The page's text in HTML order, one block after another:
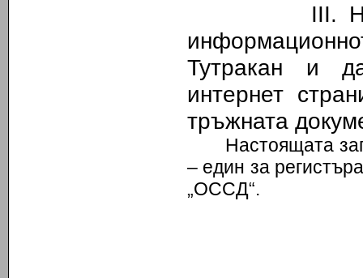
III.
Тутракан и
интернет
тръжната
Настоящата
– един за
„ОССД“.